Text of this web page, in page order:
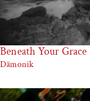
Beneath Your Grace
Dämonik